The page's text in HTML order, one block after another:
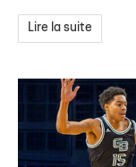
Lire la suite